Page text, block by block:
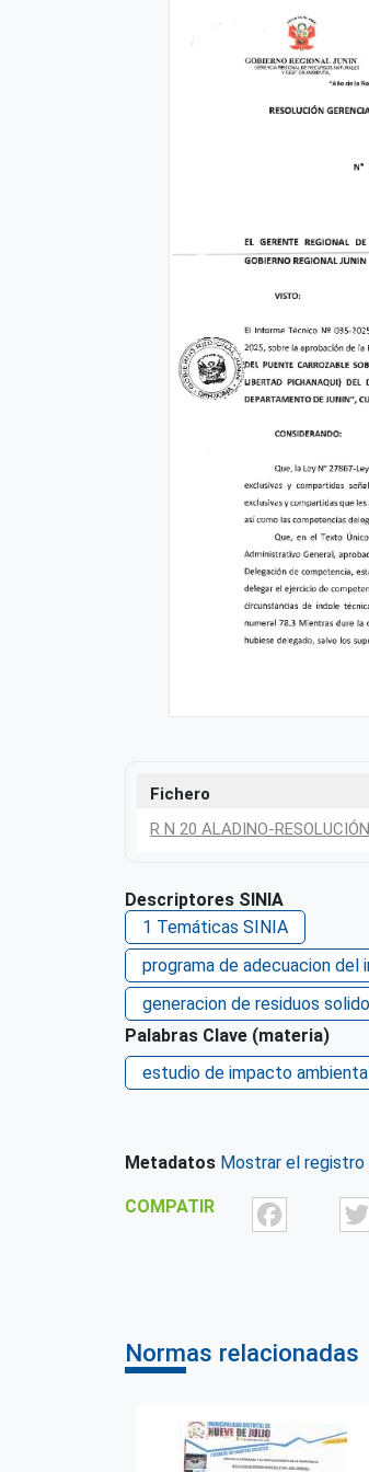
Fichero
R N 20 ALADINO-
Descriptores SINIA
1 Temáticas SINIA
programa de adecuacion del
generacion de residuos
Palabras Clave (materia)
estudio de impacto ambiental
Metadatos Mostrar el
COMPATIR
Normas relacionadas